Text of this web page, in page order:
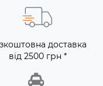
доставка
від 2500 грн *